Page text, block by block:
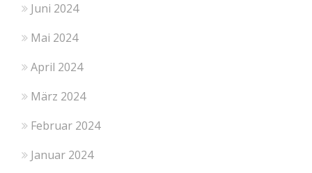
Juni 2024
Mai 2024
April 2024
März 2024
Februar 2024
Januar 2024